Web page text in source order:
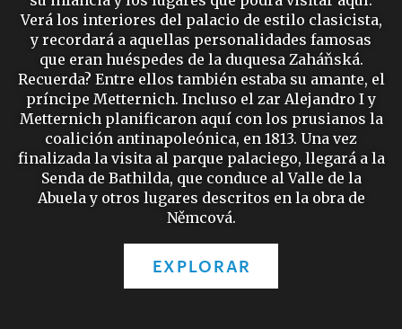
Verá los interiores del palacio de estilo clasicista,
y recordará a aquellas personalidades famosas
que eran huéspedes de la duquesa Zaháňská.
Recuerda? Entre ellos también estaba su amante, el
príncipe Metternich. Incluso el zar Alejandro I y
Metternich planificaron aquí con los prusianos la
coalición antinapoleónica, en 1813. Una vez
finalizada la visita al parque palaciego, llegará a la
Senda de Bathilda, que conduce al Valle de la
Abuela y otros lugares descritos en la obra de
Němcová.
EXPLORAR